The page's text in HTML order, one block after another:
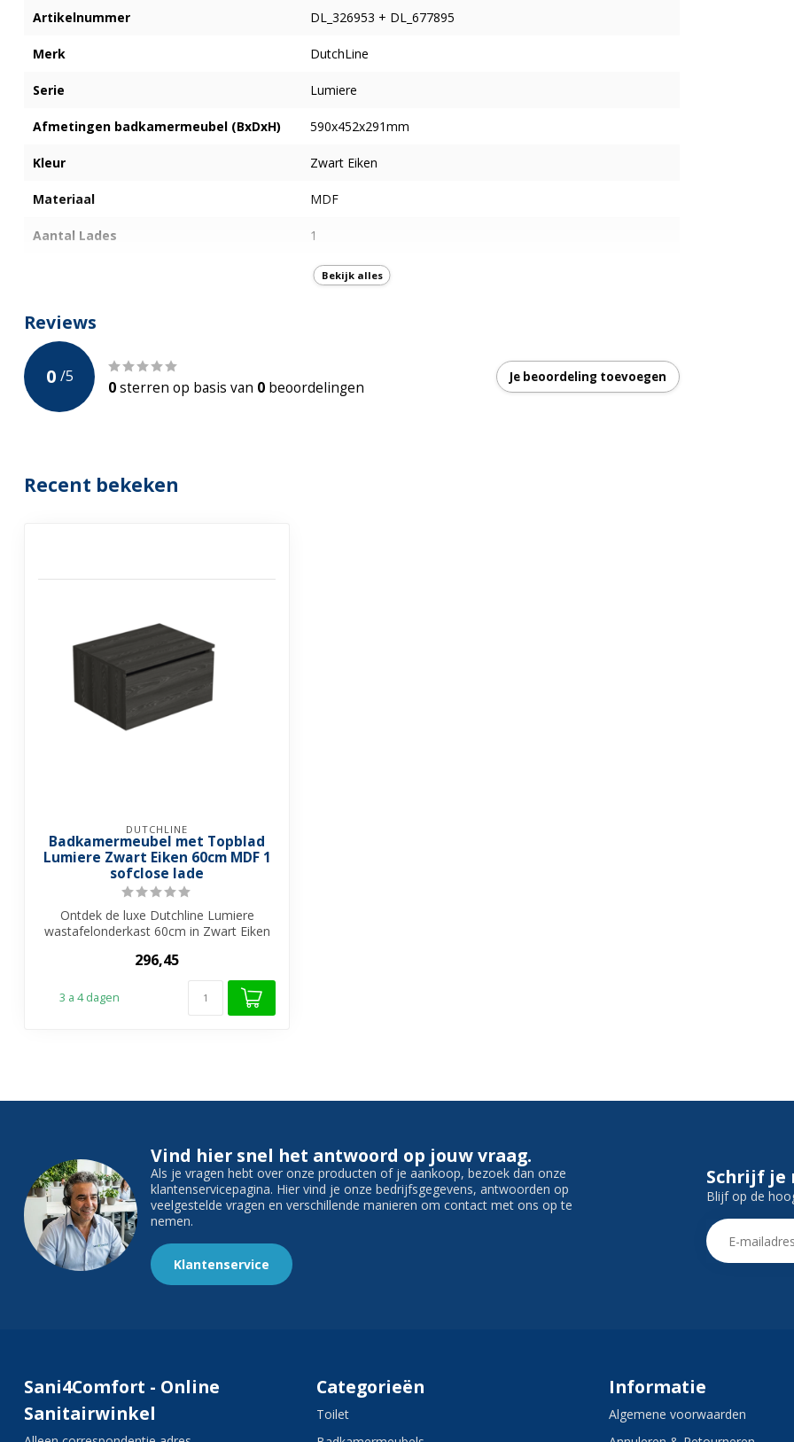
Artikelnummer DL_326953 + DL_677895
Merk DutchLine
Serie Lumiere
Afmetingen badkamermeubel (BxDxH) 590x452x291mm
Kleur Zwart Eiken
Materiaal MDF
Aantal Lades 1
Incl. Kraan
Incl Sifon en click-waste
Voorgemonteerd
Garantie
Bekijk alles
Reviews
0 /5
0sterren op basis van 0 beoordelingen
Je beoordeling toevoegen
Recent bekeken
DUTCHLINE
Badkamermeubel met Topblad
Lumiere Zwart Eiken 60cm MDF 1
sofclose lade
Ontdek de luxe Dutchline Lumiere
wastafelonderkast 60cm in Zwart Eiken
296,45
3 a 4 dagen
Vind hier snel het antwoord op jouw vraag.
Als je vragen hebt over onze producten of je aankoop, bezoek dan onze
klantenservicepagina. Hier vind je onze bedrijfsgegevens, antwoorden op
veelgestelde vragen en verschillende manieren om contact met ons op te
nemen.
Klantenservice
Schrijf je
Blijf op de
Sani4Comfort - Online
Sanitairwinkel
Categorieën
Toilet
Informatie
Algemene voorwaarden